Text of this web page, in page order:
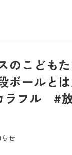
のこども
ボールと
ラフル #
せ